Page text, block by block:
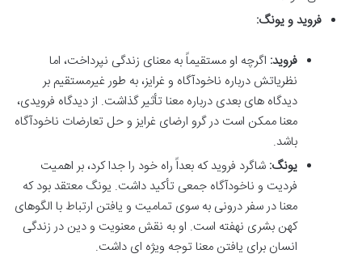
فروید و یونگ:
فروید: اگرچه او مستقیماً به معنای زندگی نپرداخت، اما
نظریاتش درباره ناخودآگاه و غرایز، به طور غیرمستقیم بر
دیدگاه های بعدی درباره معنا تأثیر گذاشت. از دیدگاه فرویدی،
معنا ممکن است در گرو ارضای غرایز و حل تعارضات ناخودآگاه
باشد.
یونگ: شاگرد فروید که بعداً راه خود را جدا کرد، بر اهمیت
فردیت و ناخودآگاه جمعی تأکید داشت. یونگ معتقد بود که
معنا در سفر درونی به سوی تمامیت و یافتن ارتباط با الگوهای
کهن بشری نهفته است. او به نقش معنویت و دین در زندگی
انسان برای یافتن معنا توجه ویژه ای داشت.